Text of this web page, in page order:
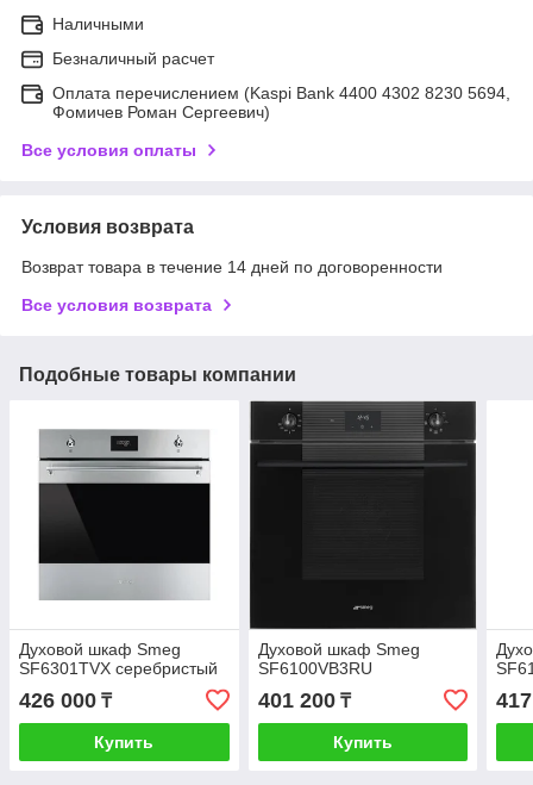
Наличными
Безналичный расчет
Оплата перечислением (Kaspi Bank 4400 4302 8230 5694,
Фомичев Роман Сергеевич)
Все условия оплаты
Условия возврата
Возврат товара в течение 14 дней по договоренности
Все условия возврата
Подобные товары компании
Духовой шкаф Smeg
SF6301TVX серебристый
426 000 ₸
Купить
Духовой шкаф Smeg
SF6100VB3RU
401 200₸
Купить